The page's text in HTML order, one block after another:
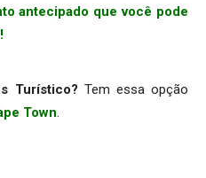
antecipado que você pode
Turístico? Tem essa opção
Town